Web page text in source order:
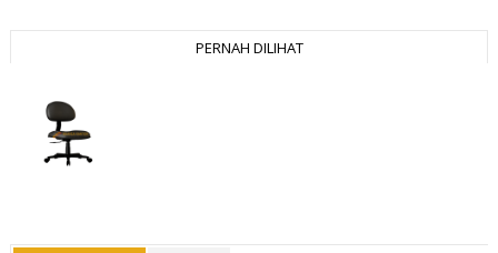
PERNAH DILIHAT